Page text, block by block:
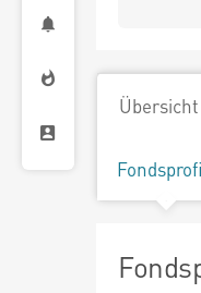
Übersicht